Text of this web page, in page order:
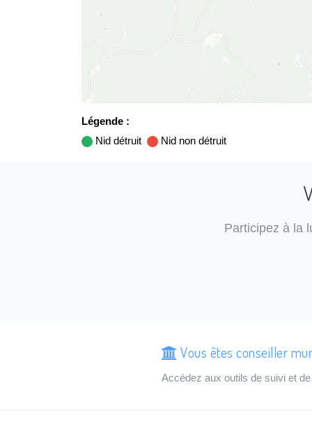
Légende :
Nid détruit
Nid non détruit
Participez à la
Vous êtes conseiller
Accédez aux outils de suivi et